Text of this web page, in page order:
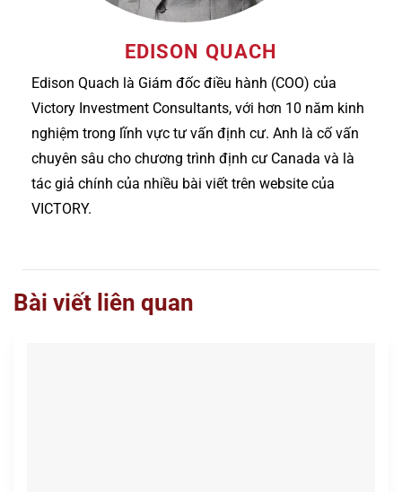
EDISON QUACH
Edison Quach là Giám đốc điều hành (COO) của
Victory Investment Consultants, với hơn 10 năm kinh
nghiệm trong lĩnh vực tư vấn định cư. Anh là cố vấn
chuyên sâu cho chương trình định cư Canada và là
tác giả chính của nhiều bài viết trên website của
VICTORY.
Bài viết liên quan